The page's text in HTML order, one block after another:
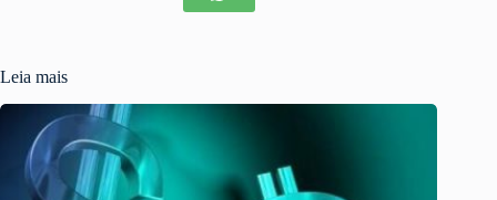
Leia mais